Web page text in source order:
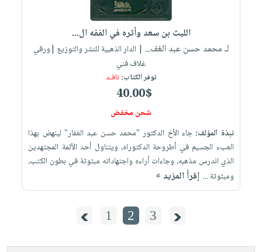
الليث بن سعد وأثره في الفقه ال...
لـ محمد حسن عبد الغف... | الدار الذهبية للنشر والتوزيع |ورقي
غلاف فني
توفر الكتاب: نافـد
40.00$
شحن مخفض
نبذة المؤلف:جاء الأخ الدكتور "محمد حسن عبد الغفار" لينهض بهذا
العبء الجسيم في أطروحة الدكتوراه، ويتناول أحد الأئمة المجتهدين
الذي اندرس مذهبه، وجاءات أراءه واجتهاداته مبثوثة في بطون الكتب،
ومبثوثة ... إقرأ المزيد »
1 2 3